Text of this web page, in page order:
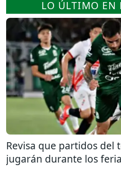
LO ÚLTIMO EN
Revisa que partidos del
jugarán durante los